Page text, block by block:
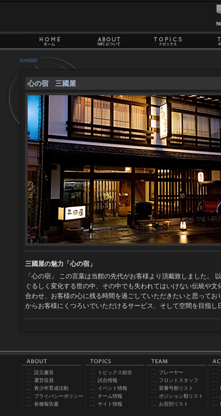
OYADO
心の宿 三國屋
三國屋の魅力「心の宿」
「心の宿」 この言葉は当館の先代がお客様より頂戴致しました。
ぐるしく変化する世の中、その中でも失われてはいけない伝統や
合わせ、お客様の心に残る時間を過ごしていただきたいと思って
からお客様にくつろいでいただけるサービス、そして空間を目指し
設立趣旨
運営役員
青少年育成活動
プライバシーポリシー
各種報告書
トピックス総合
試合情報
イベント情報
チーム情報
サイト情報
プレーヤー
フロントスタッフ
背番号順リスト
ポジション順リスト
お宿別リスト